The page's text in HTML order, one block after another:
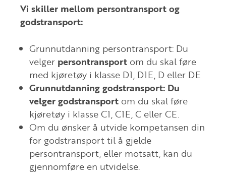
Vi skiller mellom persontransport og
godstransport:
Grunnutdanning persontransport: Du
velger persontransport om du skal føre
med kjøretøy i klasse D1, D1E, D eller DE
Grunnutdanning godstransport: Du
velger godstransport om du skal føre
kjøretøy i klasse C1, C1E, C eller CE.
Om du ønsker å utvide kompetansen din
for godstransport til å gjelde
persontransport, eller motsatt, kan du
gjennomføre en utvidelse.